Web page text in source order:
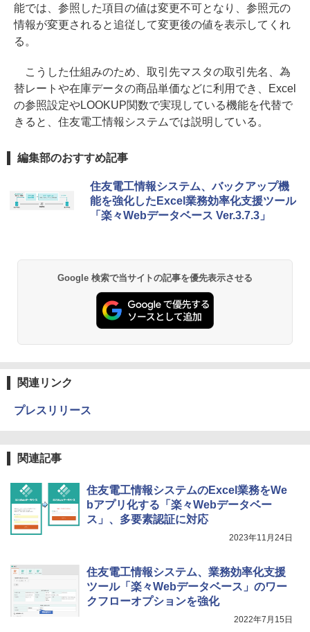
能では、参照した項目の値は変更不可となり、参照元の
情報が変更されると追従して変更後の値を表示してくれ
る。
こうした仕組みのため、取引先マスタの取引先名、為
替レートや在庫データの商品単価などに利用でき、Excel
の参照設定やLOOKUP関数で実現している機能を代替で
きると、住友電工情報システムでは説明している。
編集部のおすすめ記事
住友電工情報システム、バックアップ機
能を強化したExcel業務効率化支援ツール
「楽々Webデータベース Ver.3.7.3」
Google 検索で当サイトの記事を優先表示させる
関連リンク
プレスリリース
関連記事
住友電工情報システムのExcel業務をWe
bアプリ化する「楽々Webデータベー
ス」、多要素認証に対応
2023年11月24日
住友電工情報システム、業務効率化支援
ツール「楽々Webデータベース」のワー
クフローオプションを強化
2022年7月15日